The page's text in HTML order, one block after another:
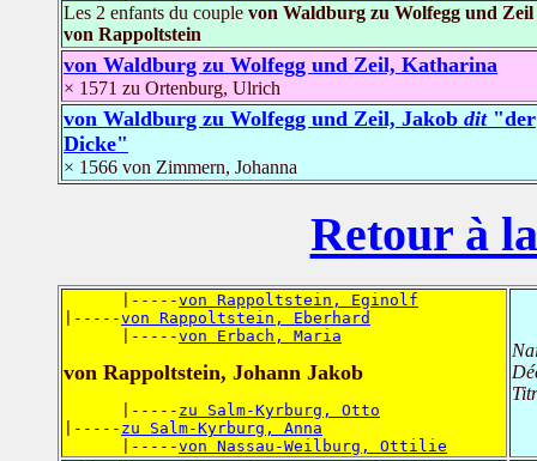
Les 2 enfants du couple von Waldburg zu Wolfegg und Zeil
von Rappoltstein
von Waldburg zu Wolfegg und Zeil, Katharina
× 1571 zu Ortenburg, Ulrich
von Waldburg zu Wolfegg und Zeil, Jakob dit"der
Dicke"
× 1566 von Zimmern, Johanna
Retour à
      |-----
von Rappoltstein, Eginolf
|-----von Rappoltstein, Eberhard
      |-----
von Erbach, Maria
von Rappoltstein, Johann Jakob
      |-----
zu Salm-Kyrburg, Otto
|----- zu Salm-Kyrburg, Anna
      |-----
von Nassau-Weilburg, Ottilie